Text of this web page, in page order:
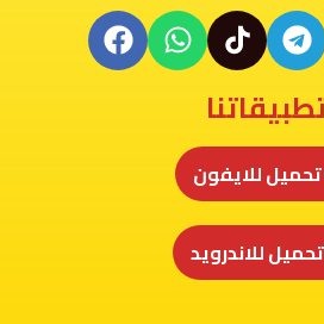
تحميل للايفون
تحميل للاندرويد